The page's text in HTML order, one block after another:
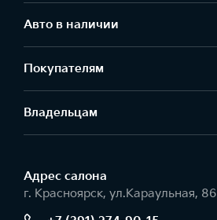
Авто в наличии
Покупателям
Владельцам
Адрес салонa
г. Красноярск, ул.Караульная, 86